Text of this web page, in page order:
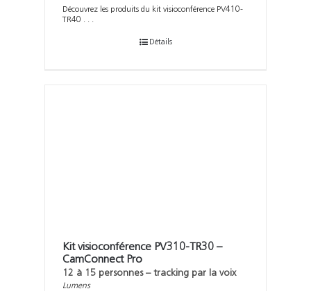
Découvrez les produits du kit visioconférence PV410-
TR40 . . .
Détails
Kit visioconférence PV310-TR30 –
CamConnect Pro
12 à 15 personnes – tracking par la voix
Lumens